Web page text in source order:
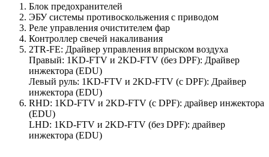
Блок предохранителей
ЭБУ системы противоскольжения с приводом
Реле управления очистителем фар
Контроллер свечей накаливания
2TR-FE: Драйвер управления впрыском воздуха
Правый: 1KD-FTV и 2KD-FTV (без DPF): Драйвер
инжектора (EDU)
Левый руль: 1KD-FTV и 2KD-FTV (с DPF): Драйвер
инжектора (EDU)
RHD: 1KD-FTV и 2KD-FTV (с DPF): драйвер инжектора
(EDU)
LHD: 1KD-FTV и 2KD-FTV (без DPF): драйвер
инжектора (EDU)